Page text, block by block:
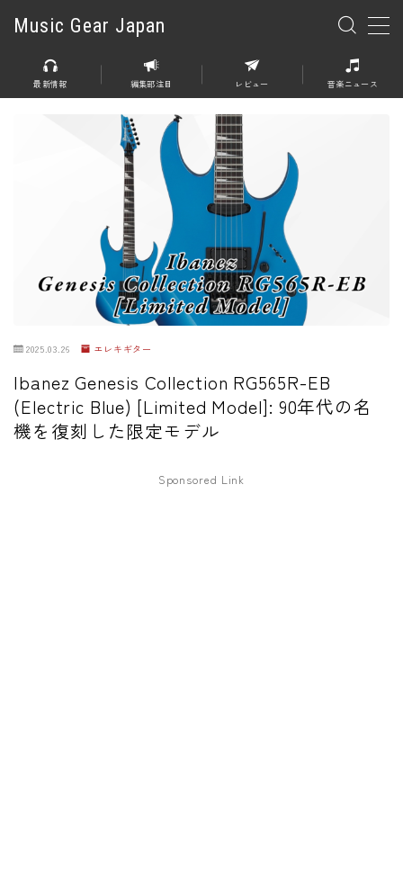
Music Gear Japan
MENU
エレキギター
エレキベース
アコースティックギター
エレアコ
エフェクター
ファズ
最新情報 編集部注目 レビュー 音楽ニュース
2025.03.26 エレキギター
Ibanez Genesis Collection RG565R-EB
(Electric Blue) [Limited Model]: 90年代の名
機を復刻した限定モデル
Sponsored Link